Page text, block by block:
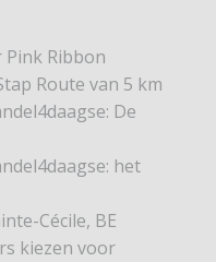
Ribbon
Route van 5 km
De
het
Cécile, BE
kiezen voor